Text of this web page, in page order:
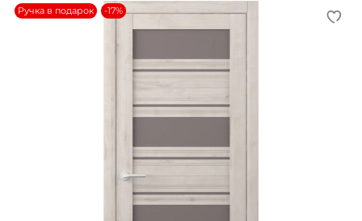
Ручка в подарок -17%